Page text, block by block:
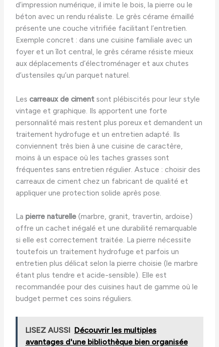
d’impression numérique, il imite le bois, la pierre ou le
béton avec un rendu réaliste. Le grès cérame émaillé
présente une couche vitrifiée facilitant l’entretien.
Exemple concret : dans une cuisine familiale avec un
foyer et un îlot central, le grès cérame résiste mieux
aux déplacements d’électroménager et aux chutes
d’ustensiles qu’un parquet naturel.
Lescarreaux de ciment sont plébiscités pour leur style
vintage et graphique. Ils apportent une forte
personnalité mais restent plus poreux et demandent un
traitement hydrofuge et un entretien adapté. Ils
conviennent très bien à une cuisine de caractère,
moins à un espace où les taches grasses sont
fréquentes sans entretien régulier. Astuce : choisir des
carreaux de ciment chez un fabricant de qualité et
appliquer une protection solide après pose.
Lapierre naturelle (marbre, granit, travertin, ardoise)
offre un cachet inégalé et une durabilité remarquable
si elle est correctement traitée. La pierre nécessite
toutefois un traitement hydrofuge et parfois un
entretien plus délicat selon la pierre choisie (le marbre
étant plus tendre et acide-sensible). Elle est
recommandée pour des cuisines haut de gamme où le
budget permet ces soins réguliers.
LISEZ AUSSI Découvrir les multiples
avantages d'une bibliothèque bien organisée